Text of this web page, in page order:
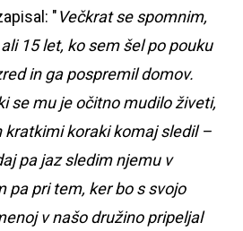
"Večkrat se spomnim,
15 let, ko sem šel po pouku
in ga pospremil domov.
se mu je očitno mudilo živeti,
kratkimi koraki komaj sledil –
pa jaz sledim njemu v
pa pri tem, ker bo s svojo
v našo družino pripeljal